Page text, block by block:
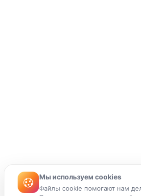
Мы используем cookies
Файлы cookie помогают нам